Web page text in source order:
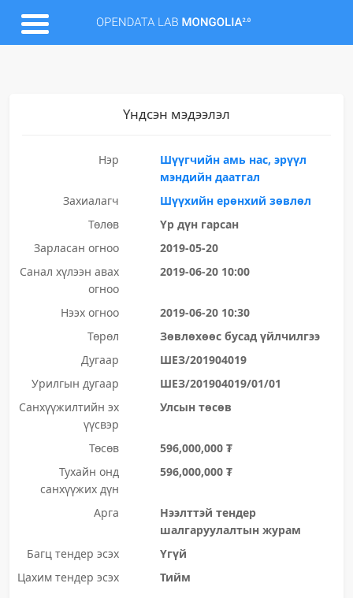
Үндсэн мэдээлэл
Нэр
Шүүгчийн амь нас, эрүүл
мэндийн даатгал
Захиалагч
Шүүхийн ерөнхий зөвлөл
Төлөв
Үр дүн гарсан
Зарласан огноо
2019-05-20
Санал хүлээн авах
огноо
2019-06-20 10:00
Нээх огноо
2019-06-20 10:30
Төрөл
Зөвлөхөөс бусад үйлчилгээ
Дугаар
ШЕЗ/201904019
Урилгын дугаар
ШЕЗ/201904019/01/01
Санхүүжилтийн эх
үүсвэр
Улсын төсөв
Төсөв
596,000,000 ₮
Тухайн онд
санхүүжих дүн
596,000,000 ₮
Арга
Нээлттэй тендер
шалгаруулалтын журам
Багц тендер эсэх
Үгүй
Цахим тендер эсэх
Тийм